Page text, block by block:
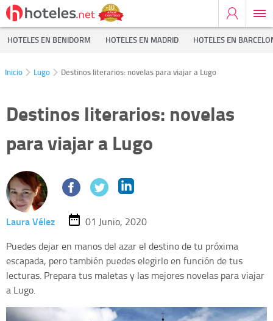
HOTELES EN BENIDORM HOTELES EN MADRID HOTELES EN
Inicio Lugo Destinos literarios: novelas para viajar a Lugo
Destinos literarios: novelas
para viajar a Lugo
Laura Vélez
01 Junio, 2020
Puedes dejar en manos del azar el destino de tu próxima
escapada, pero también puedes elegirlo en función de tus
lecturas. Prepara tus maletas y las mejores novelas para viajar
a Lugo.